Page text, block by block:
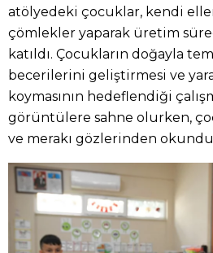
atölyedeki çocuklar, kendi
çömlekler yaparak üretim
katıldı. Çocukların doğayla
becerilerini geliştirmesi ve
koymasının hedeflendiği
görüntülere sahne olurken,
ve merakı gözlerinden